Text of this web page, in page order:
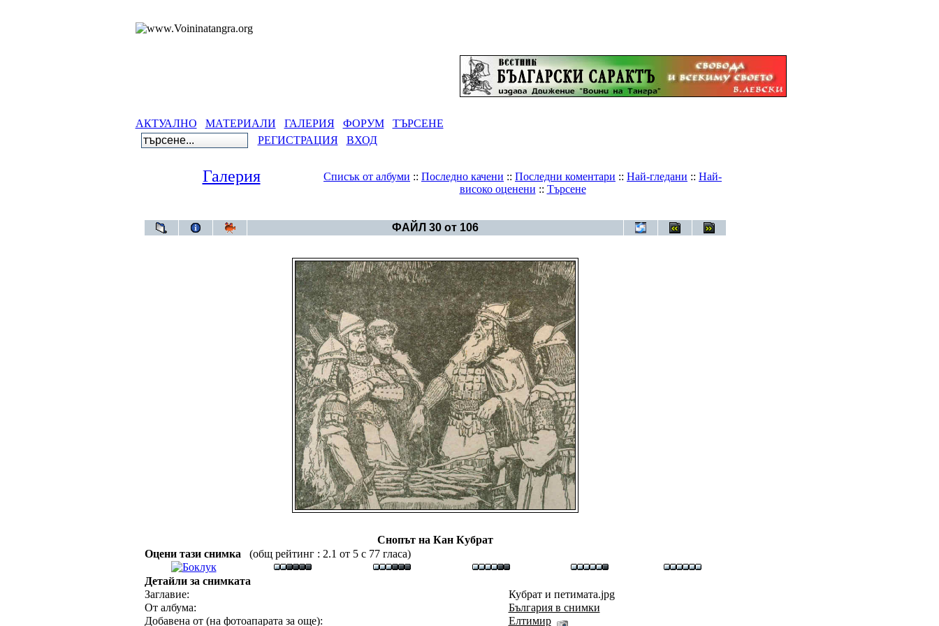
АКТУАЛНО МАТЕРИАЛИ ГАЛЕРИЯ ФОРУМ
ТЪРСЕНЕ
РЕГИСТРАЦИЯ
ВХОД
Галерия Списък от албуми :: Последно качени :: Последни коментари :: Най-гледани :: Най-
високо оценени :: Търсене
ФАЙЛ 30 от 106
Снопът на Кан Кубрат
Оцени тази снимка
(общ рейтинг : 2.1 от 5 с 77 гласа)
Детайли за снимката
Заглавие:
Кубрат и петимата.jpg
От албума:
България в снимки
Добавена от (на фотоапарата за още):
Eлтимир